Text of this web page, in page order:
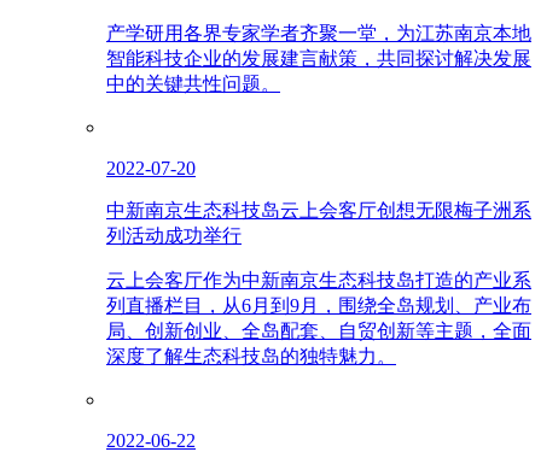
产学研用各界专家学者齐聚一堂，为江苏南京本地
智能科技企业的发展建言献策，共同探讨解决发展
中的关键共性问题。
2022-07-20
中新南京生态科技岛云上会客厅创想无限梅子洲系
列活动成功举行
云上会客厅作为中新南京生态科技岛打造的产业系
列直播栏目，从6月到9月，围绕全岛规划、产业布
局、创新创业、全岛配套、自贸创新等主题，全面
深度了解生态科技岛的独特魅力。
2022-06-22